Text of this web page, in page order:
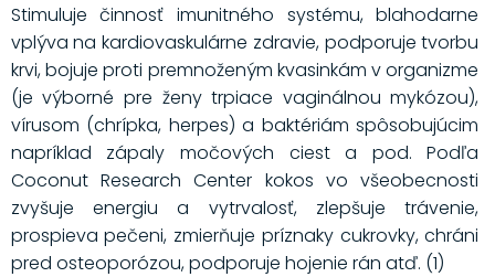
Stimuluje činnosť imunitného systému, blahodarne
vplýva na kardiovaskulárne zdravie, podporuje tvorbu
krvi, bojuje proti premnoženým kvasinkám v organizme
(je výborné pre ženy trpiace vaginálnou mykózou),
vírusom (chrípka, herpes) a baktériám spôsobujúcim
napríklad zápaly močových ciest a pod. Podľa
Coconut Research Center kokos vo všeobecnosti
zvyšuje energiu a vytrvalosť, zlepšuje trávenie,
prospieva pečeni, zmierňuje príznaky cukrovky, chráni
pred osteoporózou, podporuje hojenie rán atď. (1)